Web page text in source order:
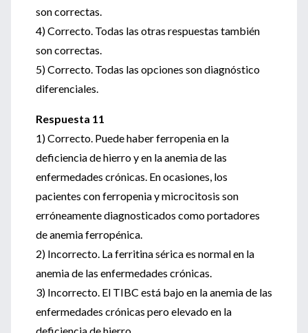
son correctas.
4) Correcto. Todas las otras respuestas también
son correctas.
5) Correcto. Todas las opciones son diagnóstico
diferenciales.
Respuesta 11
1) Correcto. Puede haber ferropenia en la
deficiencia de hierro y en la anemia de las
enfermedades crónicas. En ocasiones, los
pacientes con ferropenia y microcitosis son
erróneamente diagnosticados como portadores
de anemia ferropénica.
2) Incorrecto. La ferritina sérica es normal en la
anemia de las enfermedades crónicas.
3) Incorrecto. El TIBC está bajo en la anemia de las
enfermedades crónicas pero elevado en la